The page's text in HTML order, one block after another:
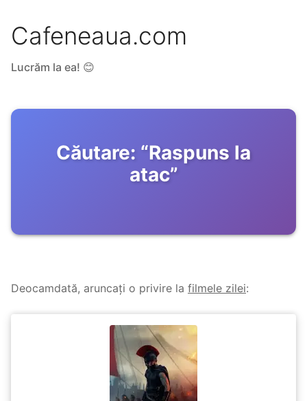
Cafeneaua.com
Lucrăm la ea! 😊
Căutare: “Raspuns la
atac”
Deocamdată, aruncați o privire la filmele zilei: